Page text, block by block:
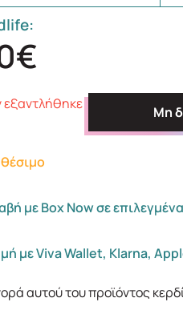
εξαντλήθηκε Μη
με Box Now σε
με Viva Wallet, Klarna,
αυτού του προϊόντος